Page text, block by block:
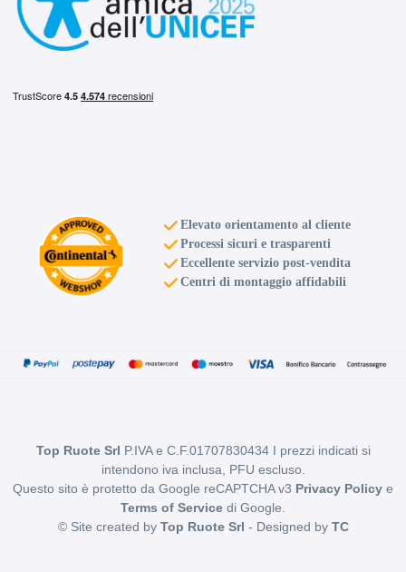
E
Elevato orientamento al cliente
Processi sicuri e trasparenti
Eccellente servizio post-vendita
Centri di montaggio affidabili
Top Ruote Srl P.IVA e C.F.01707830434 I prezzi indicati si
intendono iva inclusa, PFU escluso.
Questo sito è protetto da Google reCAPTCHA v3 Privacy Policy e
Terms of Service di Google.
© Site created by Top Ruote Srl - Designed by TC